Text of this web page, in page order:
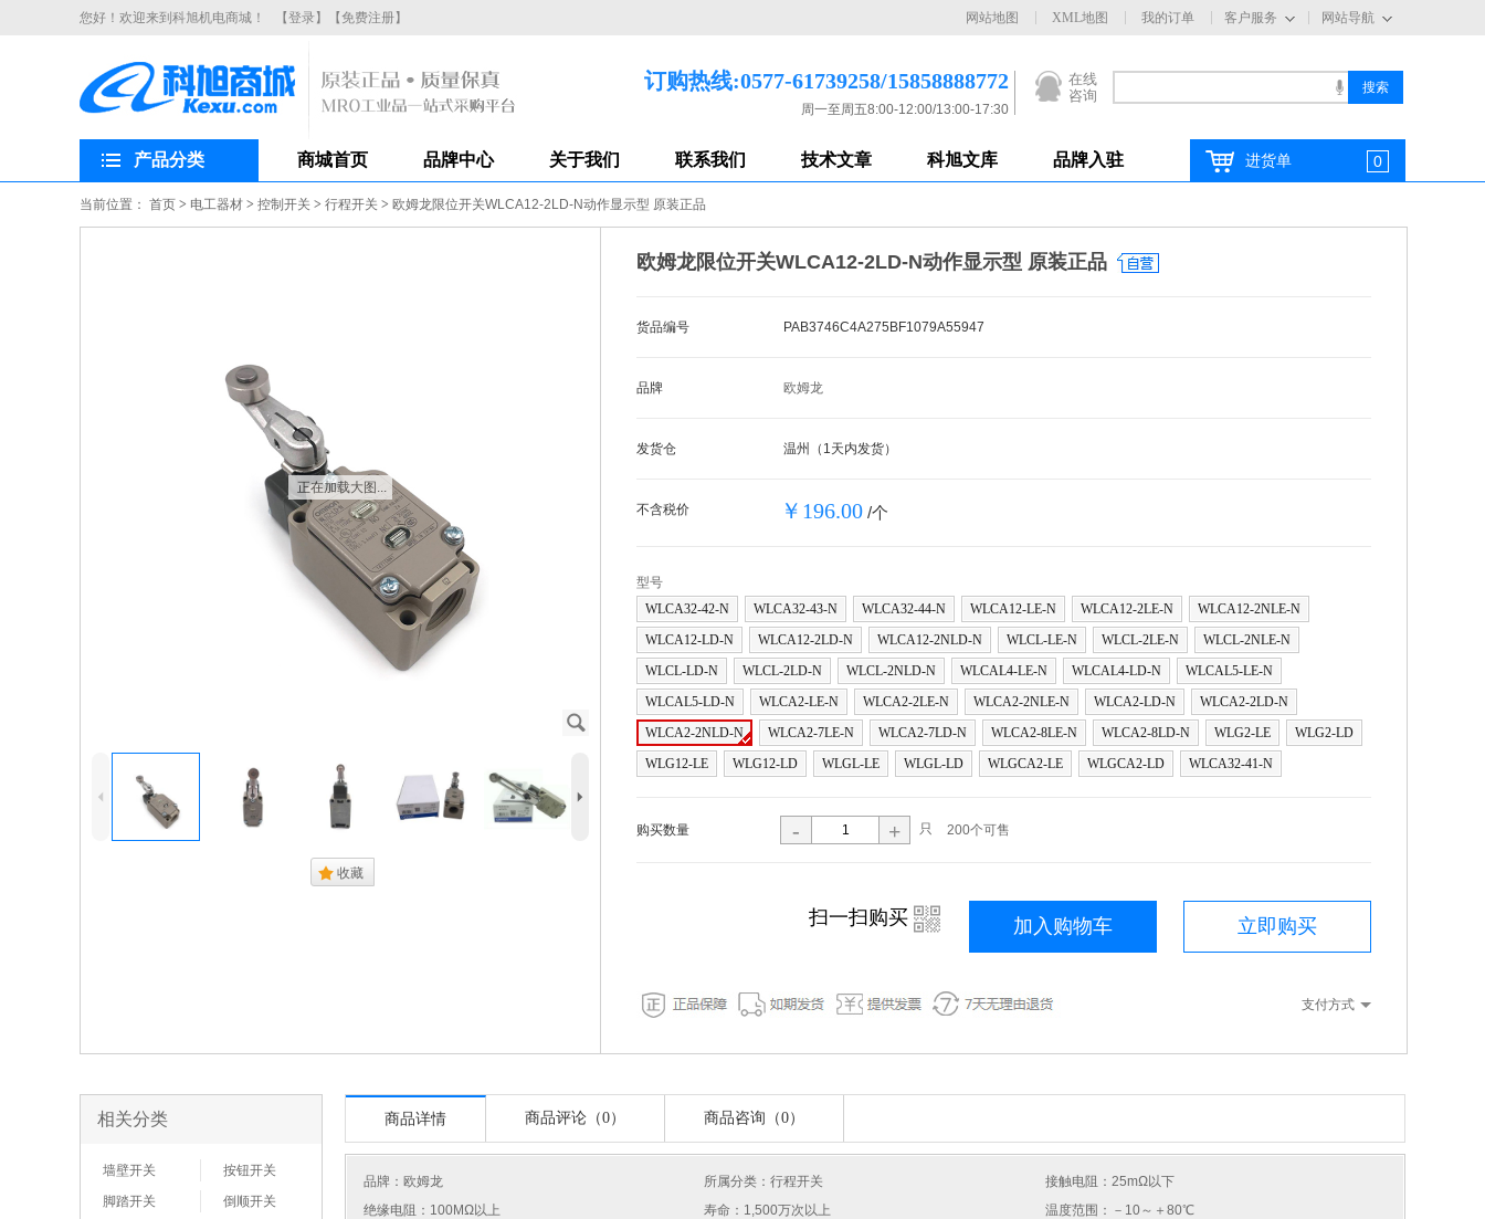
您好！欢迎来到科旭机电商城！ 【登录】 【免费注册】 网站导航
客户服务
网站地图 XML地图 我的订单
在线
咨询
订购热线:0577-61739258/15858888772
周一至周五8:00-12:00/13:00-17:30
产品分类 商城首页 品牌中心 关于我们 联系我们 技术文章 科旭文库 品牌入驻 进货单 0
当前位置： 首页 > 电工器材 > 控制开关 > 行程开关 > 欧姆龙限位开关WLCA12-2LD-N动作显示型 原装正品
J
正在加载大图...
4 5
. 收藏
欧姆龙限位开关WLCA12-2LD-N动作显示型 原装正品
货品编号 PAB3746C4A275BF1079A55947
品牌 欧姆龙
发货仓 温州（1天内发货）
不含税价 ￥196.00 /个
型号
WLCA32-42-N
WLCA32-43-N WLCA32-44-N WLCA12-LE-N WLCA12-2LE-N
WLCA12-2NLE-N
WLCA12-LD-N
WLCA12-2LD-N WLCA12-2NLD-N WLCL-LE-N WLCL-2LE-N
WLCL-2NLE-N
WLCL-LD-N
WLCL-2LD-N WLCL-2NLD-N WLCAL4-LE-N WLCAL4-LD-N
WLCAL5-LE-N
WLCAL5-LD-N
WLCA2-LE-N WLCA2-2LE-N WLCA2-2NLE-N WLCA2-LD-N
WLCA2-2LD-N
WLCA2-2NLD-N
WLCA2-7LE-N WLCA2-7LD-N WLCA2-8LE-N WLCA2-8LD-N WLG2-LE
WLG2-LD
WLG12-LE
WLG12-LD WLGL-LE WLGL-LD WLGCA2-LE WLGCA2-LD WLCA32-41-N
购买数量 - + 只 200个可售
立即购买
加入购物车
扫一扫购买 i
支付方式
相关分类
墙壁开关
按钮开关
脚踏开关
倒顺开关
商品详情 商品评论（0） 商品咨询（0）
品牌： 欧姆龙 所属分类：行程开关
接触电阻：25mΩ以下
绝缘电阻：100MΩ以上
寿命：1,500万次以上
温度范围：－10～＋80℃